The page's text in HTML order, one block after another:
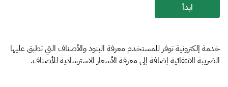
الزكاة الجمارك
ضريبة القيمة المضافة
الإقرار الضريبي
التصرفات العقارية
ابدأ
خدمة إلكترونية توفر للمستخدم معرفة البنود والأصناف التي تطبق عليها
الضريبة الانتقائية إضافة إلى معرفة الأسعار الاسترشادية للأصناف.